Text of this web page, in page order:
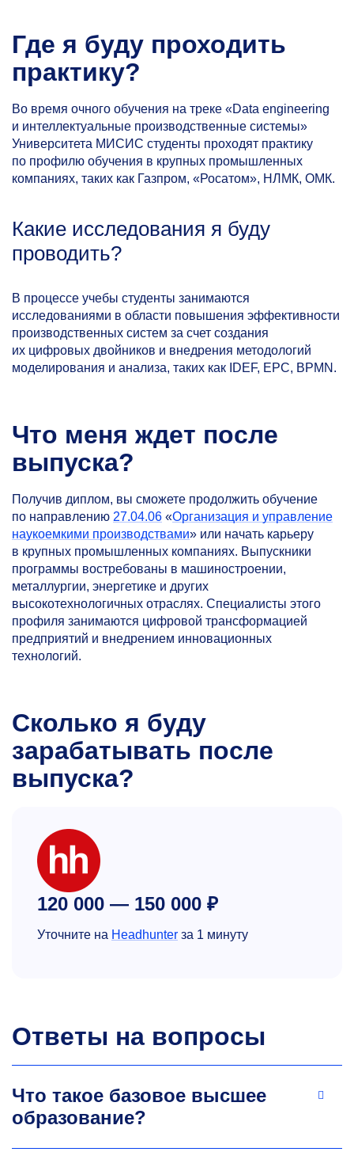
Где я буду проходить
практику?
Во время очного обучения на треке «Data engineering
и интеллектуальные производственные системы»
Университета МИСИС студенты проходят практику
по профилю обучения в крупных промышленных
компаниях, таких как Газпром, «Росатом», НЛМК, ОМК.
Какие исследования я буду
проводить?
В процессе учебы студенты занимаются
исследованиями в области повышения эффективности
производственных систем за счет создания
их цифровых двойников и внедрения методологий
моделирования и анализа, таких как IDEF, EPC, BPMN.
Что меня ждет после
выпуска?
Получив диплом, вы сможете продолжить обучение
по направлению 27.04.06 «Организация и управление
наукоемкими производствами» или начать карьеру
в крупных промышленных компаниях. Выпускники
программы востребованы в машиностроении,
металлургии, энергетике и других
высокотехнологичных отраслях. Специалисты этого
профиля занимаются цифровой трансформацией
предприятий и внедрением инновационных
технологий.
Сколько я буду
зарабатывать после
выпуска?
120 000 — 150 000 ₽
Уточните на Headhunter за 1 минуту
Ответы на вопросы
Что такое базовое высшее
образование?